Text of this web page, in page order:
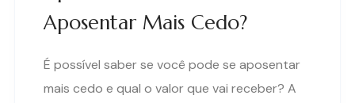
Aposentar Mais Cedo?
É possível saber se você pode se aposentar
mais cedo e qual o valor que vai receber? A